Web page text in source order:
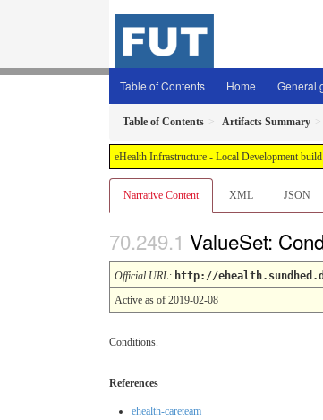
Table of Contents Home General
Table of Contents Artifacts Summary
eHealth Infrastructure - Local Development
Narrative Content XML JSON
ValueSet:
Official URL: http://
Active as of 2019-02-08
Conditions.
References
ehealth-careteam